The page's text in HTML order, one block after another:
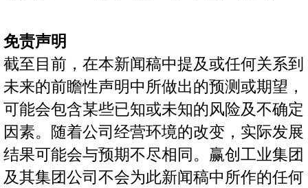
免责声明
截至目前，在本新闻稿中提及或任何关系到
未来的前瞻性声明中所做出的预测或期望，
可能会包含某些已知或未知的风险及不确定
因素。随着公司经营环境的改变，实际发展
结果可能会与预期不尽相同。赢创工业集团
及其集团公司不会为此新闻稿中所作的任何